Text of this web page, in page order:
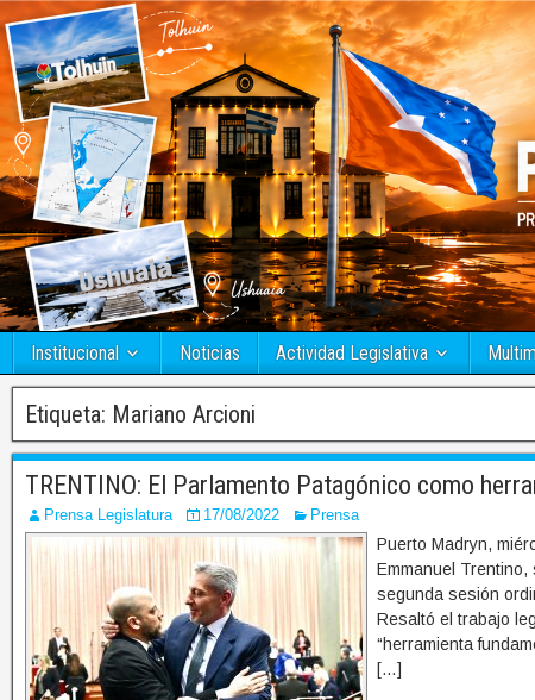
Institucional Noticias Actividad Legislativa
Etiqueta: Mariano Arcioni
TRENTINO: El Parlamento Patagónico como
Prensa Legislatura 17/08/2022 Prensa
Puerto Madryn,
Emmanuel
segunda sesión
Resaltó el trabajo
“herramienta
[…]